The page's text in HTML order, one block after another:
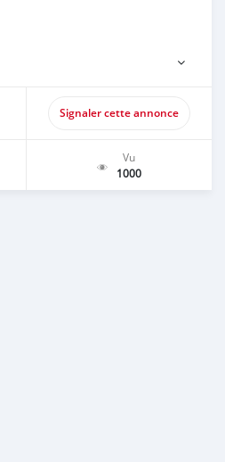
Signaler cette annonce
Vu
1000